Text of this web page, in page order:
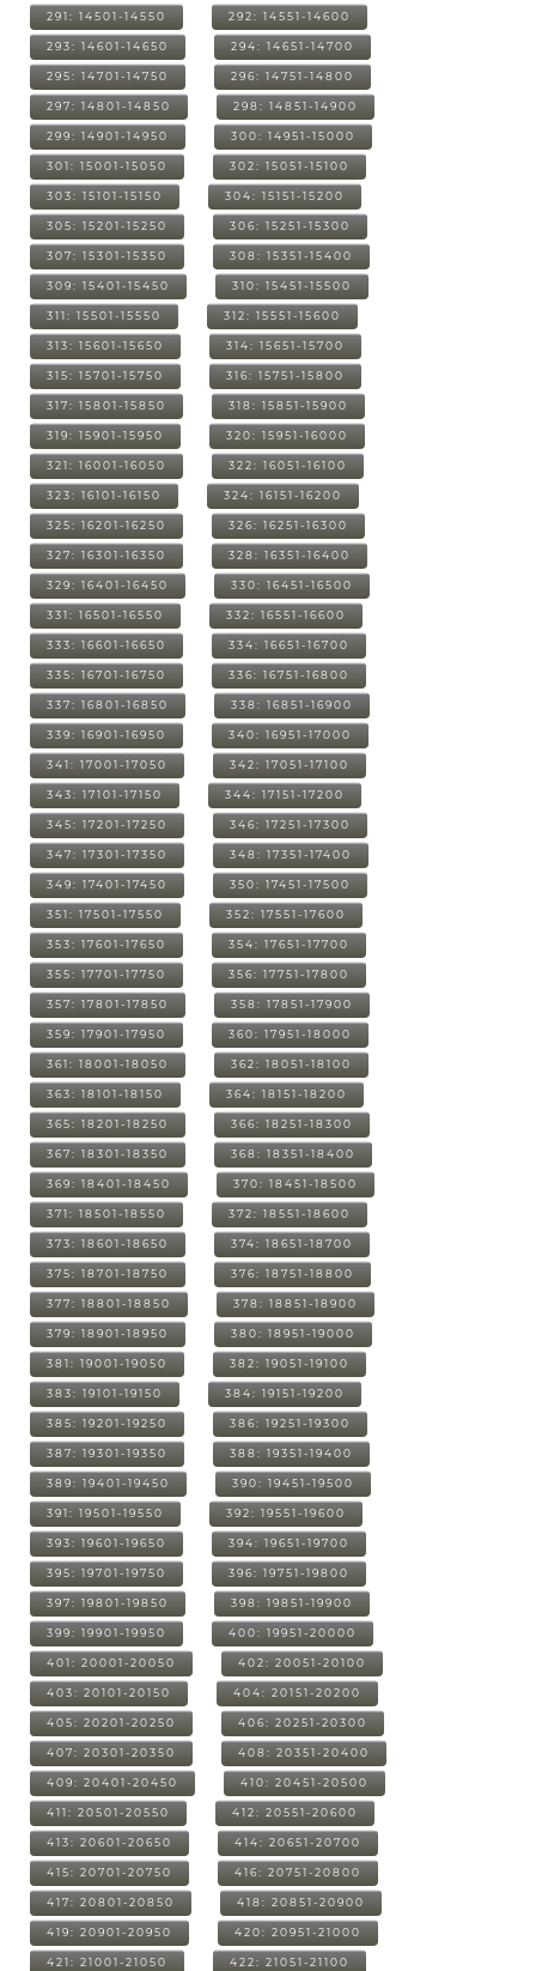
291: 14501-14550 292: 14551-14600
293: 14601-14650 294: 14651-14700
295: 14701-14750 296: 14751-14800
297: 14801-14850 298: 14851-14900
299: 14901-14950 300: 14951-15000
301: 15001-15050 302: 15051-15100
303: 15101-15150 304: 15151-15200
305: 15201-15250 306: 15251-15300
307: 15301-15350 308: 15351-15400
309: 15401-15450 310: 15451-15500
311: 15501-15550 312: 15551-15600
313: 15601-15650 314: 15651-15700
315: 15701-15750 316: 15751-15800
317: 15801-15850 318: 15851-15900
319: 15901-15950 320: 15951-16000
321: 16001-16050 322: 16051-16100
323: 16101-16150 324: 16151-16200
325: 16201-16250 326: 16251-16300
327: 16301-16350 328: 16351-16400
329: 16401-16450 330: 16451-16500
331: 16501-16550 332: 16551-16600
333: 16601-16650 334: 16651-16700
335: 16701-16750 336: 16751-16800
337: 16801-16850 338: 16851-16900
339: 16901-16950 340: 16951-17000
341: 17001-17050 342: 17051-17100
343: 17101-17150 344: 17151-17200
345: 17201-17250 346: 17251-17300
347: 17301-17350 348: 17351-17400
349: 17401-17450 350: 17451-17500
351: 17501-17550 352: 17551-17600
353: 17601-17650 354: 17651-17700
355: 17701-17750 356: 17751-17800
357: 17801-17850 358: 17851-17900
359: 17901-17950 360: 17951-18000
361: 18001-18050 362: 18051-18100
363: 18101-18150 364: 18151-18200
365: 18201-18250 366: 18251-18300
367: 18301-18350 368: 18351-18400
369: 18401-18450 370: 18451-18500
371: 18501-18550 372: 18551-18600
373: 18601-18650 374: 18651-18700
375: 18701-18750 376: 18751-18800
377: 18801-18850 378: 18851-18900
379: 18901-18950 380: 18951-19000
381: 19001-19050 382: 19051-19100
383: 19101-19150 384: 19151-19200
385: 19201-19250 386: 19251-19300
387: 19301-19350 388: 19351-19400
389: 19401-19450 390: 19451-19500
391: 19501-19550 392: 19551-19600
393: 19601-19650 394: 19651-19700
395: 19701-19750 396: 19751-19800
397: 19801-19850 398: 19851-19900
399: 19901-19950 400: 19951-20000
401: 20001-20050 402: 20051-20100
403: 20101-20150 404: 20151-20200
405: 20201-20250 406: 20251-20300
407: 20301-20350 408: 20351-20400
409: 20401-20450 410: 20451-20500
411: 20501-20550 412: 20551-20600
413: 20601-20650 414: 20651-20700
415: 20701-20750 416: 20751-20800
417: 20801-20850 418: 20851-20900
419: 20901-20950 420: 20951-21000
421: 21001-21050 422: 21051-21100